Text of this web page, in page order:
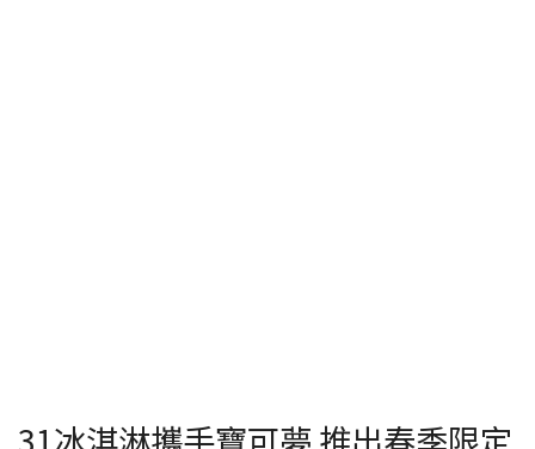
31冰淇淋攜手寶可夢 推出春季限定